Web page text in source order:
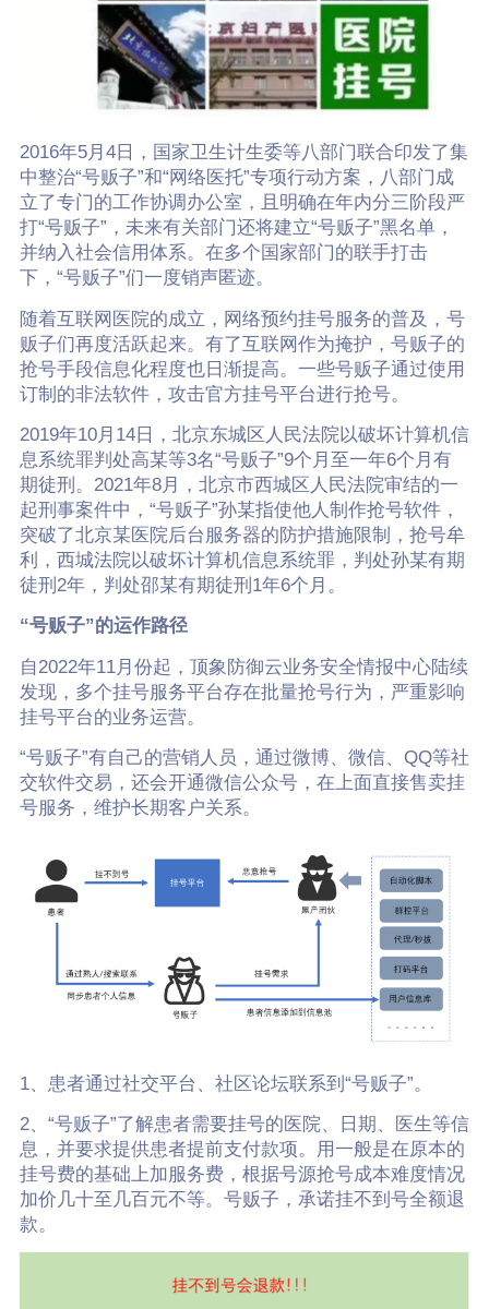
2016年5月4日，国家卫生计生委等八部门联合印发了集
中整治“号贩子”和“网络医托”专项行动方案，八部门成
立了专门的工作协调办公室，且明确在年内分三阶段严
打“号贩子”，未来有关部门还将建立“号贩子”黑名单，
并纳入社会信用体系。在多个国家部门的联手打击
下，“号贩子”们一度销声匿迹。
随着互联网医院的成立，网络预约挂号服务的普及，号
贩子们再度活跃起来。有了互联网作为掩护，号贩子的
抢号手段信息化程度也日渐提高。一些号贩子通过使用
订制的非法软件，攻击官方挂号平台进行抢号。
2019年10月14日，北京东城区人民法院以破坏计算机信
息系统罪判处高某等3名“号贩子”9个月至一年6个月有
期徒刑。2021年8月，北京市西城区人民法院审结的一
起刑事案件中，“号贩子”孙某指使他人制作抢号软件，
突破了北京某医院后台服务器的防护措施限制，抢号牟
利，西城法院以破坏计算机信息系统罪，判处孙某有期
徒刑2年，判处邵某有期徒刑1年6个月。
“号贩子”的运作路径
自2022年11月份起，顶象防御云业务安全情报中心陆续
发现，多个挂号服务平台存在批量抢号行为，严重影响
挂号平台的业务运营。
“号贩子”有自己的营销人员，通过微博、微信、QQ等社
交软件交易，还会开通微信公众号，在上面直接售卖挂
号服务，维护长期客户关系。
1、患者通过社交平台、社区论坛联系到“号贩子”。
2、“号贩子”了解患者需要挂号的医院、日期、医生等信
息，并要求提供患者提前支付款项。用一般是在原本的
挂号费的基础上加服务费，根据号源抢号成本难度情况
加价几十至几百元不等。号贩子，承诺挂不到号全额退
款。